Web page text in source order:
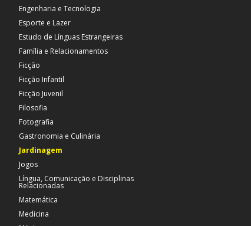
Engenharia e Tecnologia
Esporte e Lazer
Estudo de Línguas Estrangeiras
Família e Relacionamentos
Ficção
Ficção Infantil
Ficção Juvenil
Filosofia
Fotografia
Gastronomia e Culinária
Jardinagem
Jogos
Língua, Comunicação e Disciplinas
Relacionadas
Matemática
Medicina